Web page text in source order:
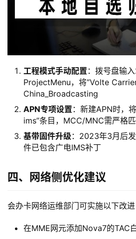
首
页
流
量
带
工程模式手动配置 ：拨号盘输
ProjectMenu，将”Volte
China_Broadcasting
APN专项设置 ：新建APN时，
ims”条目，MCC/MNC需严格
基带固件升级 ：2023年3月后
件已包含广电IMS补丁
四、网络侧优化建议
会办卡网络运维部门可实施以下改进
在MME网元添加Nova7的TAC